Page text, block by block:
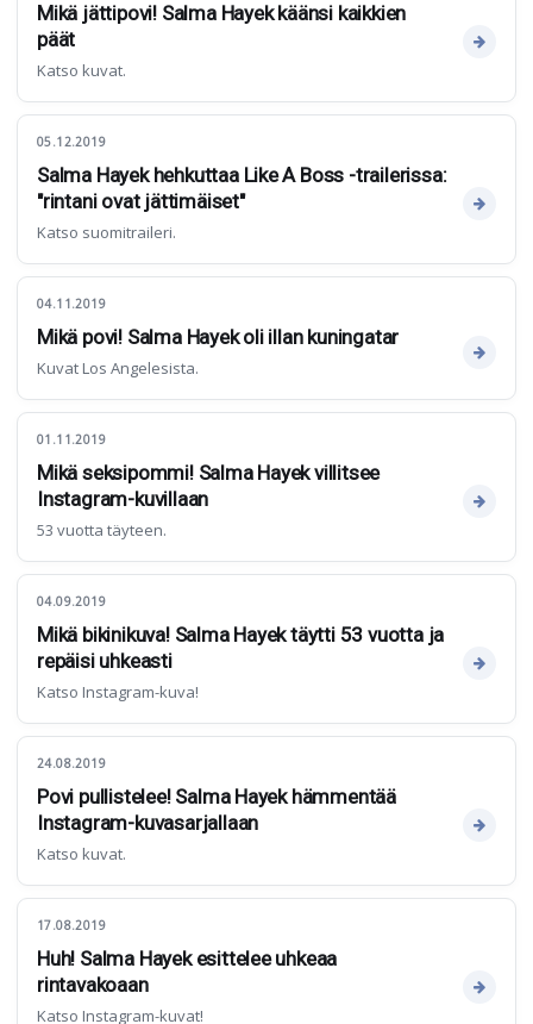
Mikä jättipovi! Salma Hayek käänsi kaikkien
päät
Katso kuvat.
05.12.2019
Salma Hayek hehkuttaa Like A Boss -trailerissa:
"rintani ovat jättimäiset"
Katso suomitraileri.
04.11.2019
Mikä povi! Salma Hayek oli illan kuningatar
Kuvat Los Angelesista.
01.11.2019
Mikä seksipommi! Salma Hayek villitsee
Instagram-kuvillaan
53 vuotta täyteen.
04.09.2019
Mikä bikinikuva! Salma Hayek täytti 53 vuotta ja
repäisi uhkeasti
Katso Instagram-kuva!
24.08.2019
Povi pullistelee! Salma Hayek hämmentää
Instagram-kuvasarjallaan
Katso kuvat.
17.08.2019
Huh! Salma Hayek esittelee uhkeaa
rintavakoaan
Katso Instagram-kuvat!